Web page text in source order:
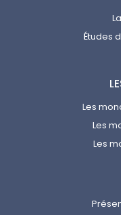
Les
Les
Les
Études